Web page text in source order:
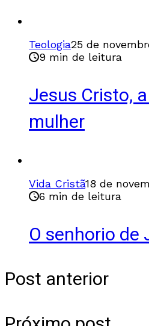
Teologia25 de
9 min de leitura
Jesus Cristo,
mulher
Vida Cristã18 de
6 min de leitura
O senhorio de
Post anterior